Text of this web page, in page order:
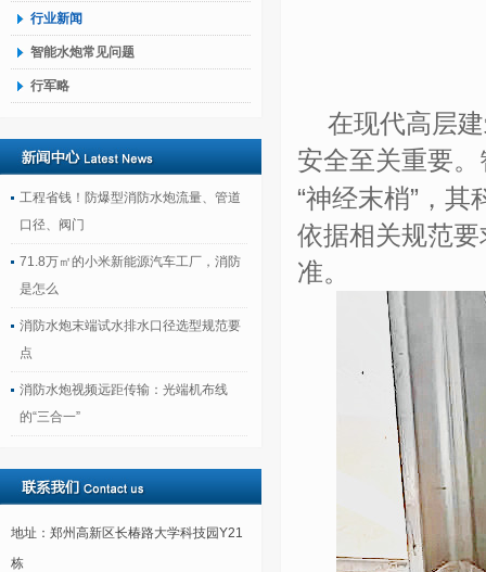
行业新闻
智能水炮常见问题
行军略
工程省钱！防爆型消防水炮流量、管道
口径、阀门
71.8万㎡的小米新能源汽车工厂，消防
是怎么
消防水炮末端试水排水口径选型规范要
点
消防水炮视频远距传输：光端机布线
的“三合一”
地址：郑州高新区长椿路大学科技园Y21
栋
在现代高层
安全至关重要。
“神经末梢”，
依据相关规范
准。